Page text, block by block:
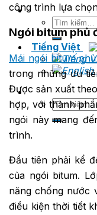
Tìm
kiếm:
Tiếng Việt
Tìm
kiếm:
công trình lựa
Ngói bitum phủ
Mái ngói bitum
trong những ưu
Được sản xuất
hợp, với thành
ngói này mang
trình.
Đầu tiên phải kể
của ngói bitum.
năng chống nước
điều kiện thời tiết